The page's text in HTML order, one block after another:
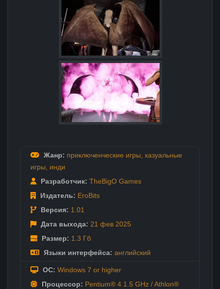
Жанр: приключенческие игры
казуальные
игры
инди
Разработчик: TheBigO Games
Издатель: EroBits
Версия: 1.01
Дата выхода: 21 фев 2025
Размер: 1.3 Гб
Языки интерфейса: английский
ОС: Windows 7 or higher
Процессор: Pentium® 4 1.5 GHz / Athlon®